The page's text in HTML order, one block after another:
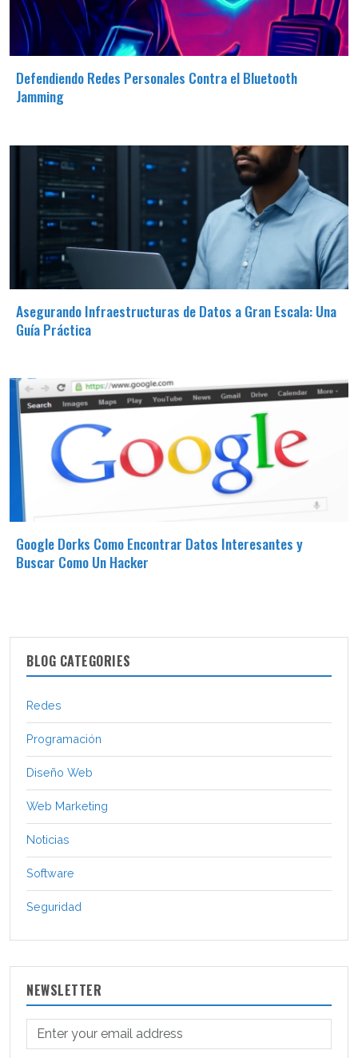
Defendiendo Redes Personales Contra el Bluetooth
Jamming
Asegurando Infraestructuras de Datos a Gran Escala: Una
Guía Práctica
Google Dorks Como Encontrar Datos Interesantes y
Buscar Como Un Hacker
BLOG CATEGORIES
Redes
Programación
Diseño Web
Web Marketing
Noticias
Software
Seguridad
NEWSLETTER